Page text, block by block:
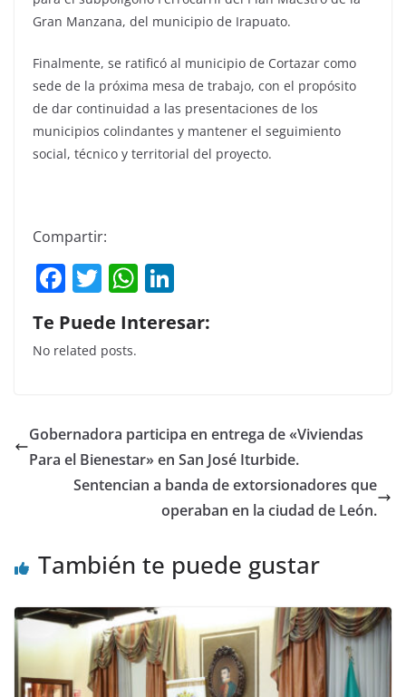
Gran Manzana, del municipio de Irapuato.
Finalmente, se ratificó al municipio de Cortazar como
sede de la próxima mesa de trabajo, con el propósito
de dar continuidad a las presentaciones de los
municipios colindantes y mantener el seguimiento
social, técnico y territorial del proyecto.
Compartir:
F
a
c
e
o
o
k
T
w
itt
er
W
h
at
p
p
k
n
Te Puede Interesar:
No related posts.
Gobernadora participa en entrega de «Viviendas
Para el Bienestar» en San José Iturbide.
Sentencian a banda de extorsionadores que
operaban en la ciudad de León.
También te puede gustar